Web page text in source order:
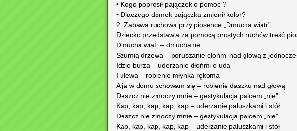
• Kogo poprosił pajączek o pomoc ?
• Dlaczego domek pajączka zmienił kolor?
2. Zabawa ruchowa przy piosence „Dmucha wiatr”.
Dziecko przedstawia za pomocą prostych ruchów treść
Dmucha wiatr – dmuchanie
Szumią drzewa – poruszanie dłońmi nad głową z
Idzie burza – uderzanie dłońmi o uda
I ulewa – robienie młynka rękoma
A ja w domu schowam się – robienie daszku nad głową
Deszcz nie zmoczy mnie – gestykulacja palcem „nie”
Kap, kap, kap, kap, kap – uderzanie paluszkami i stół
Deszcz nie zmoczy mnie – gestykulacja palcem „nie”
Kap, kap, kap, kap, kap – uderzanie paluszkami i stół